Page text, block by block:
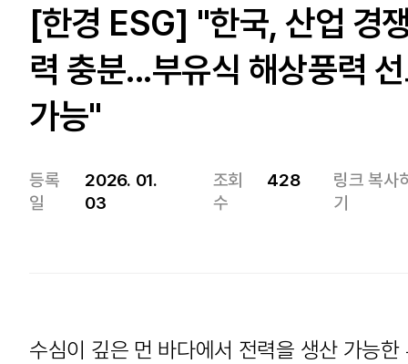
[한경 ESG] "한국, 산업 경
력 충분...부유식 해상풍력
가능"
등록
일
2026. 01.
03
조회
수
428
링크 복사
기
수심이 깊은 먼 바다에서 전력을 생산 가능한